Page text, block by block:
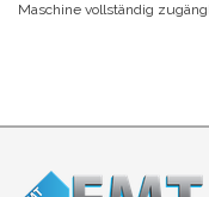
Maschine vollständig